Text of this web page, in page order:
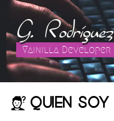
GRodríguez
Vainilla Developer
Quien soy